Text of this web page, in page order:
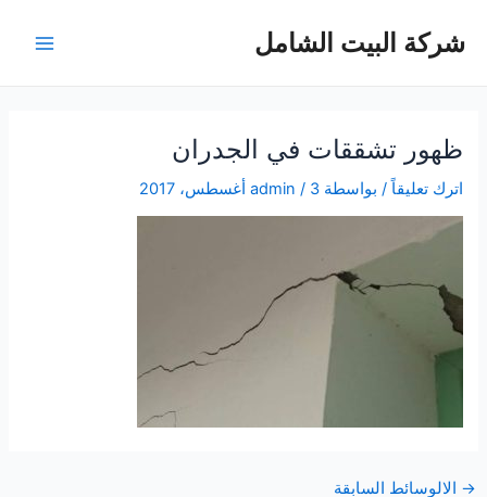
المحتوى
شركة البيت الشامل
ظهور تشققات في الجدران
اترك تعليقاً / بواسطة admin / 3 أغسطس، 2017
Post
→ الالوسائط السابقة